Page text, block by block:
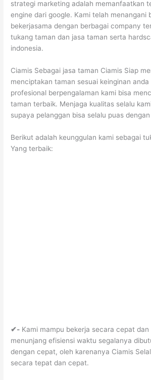
strategi marketing adalah memanfaatkan
engine dari google. Kami telah menangani
bekerjasama dengan berbagai company
tukang taman dan jasa taman serta
indonesia.
Ciamis Sebagai jasa taman Ciamis Siap
menciptakan taman sesuai keinginan
profesional berpengalaman kami bisa
taman terbaik. Menjaga kualitas selalu
supaya pelanggan bisa selalu puas
Berikut adalah keunggulan kami sebagai
Yang terbaik:
✔- Kami mampu bekerja secara cepat
menunjang efisiensi waktu segalanya
dengan cepat, oleh karenanya Ciamis
secara tepat dan cepat.